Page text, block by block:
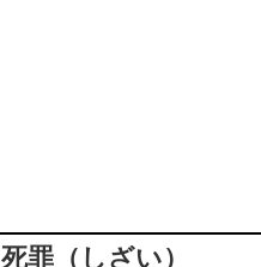
死罪（しざい）